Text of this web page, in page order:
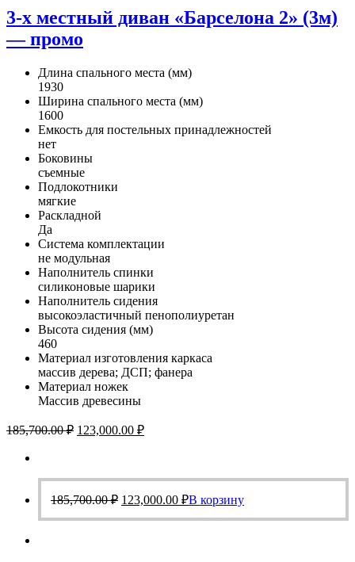
3-х местный диван «Барселона 2» (3м)
— промо
Длина спального места (мм)
1930
Ширина спального места (мм)
1600
Емкость для постельных принадлежностей
нет
Боковины
съемные
Подлокотники
мягкие
Раскладной
Да
Система комплектации
не модульная
Наполнитель спинки
силиконовые шарики
Наполнитель сидения
высокоэластичный пенополиуретан
Высота сидения (мм)
460
Материал изготовления каркаса
массив дерева; ДСП; фанера
Материал ножек
Массив древесины
185,700.00₽ Первоначальная
123,000.00 ₽Текущая
185,700.00₽ Первоначальная
составляла
123,000.00 ₽Текущая
цена:
В корзину